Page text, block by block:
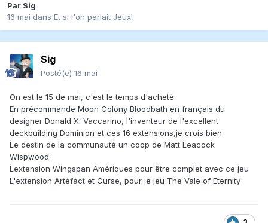
Par Sig
16 mai dans Et si l'on parlait Jeux!
Sig
Posté(e) 16 mai
On est le 15 de mai, c'est le temps d'acheté.
En précommande Moon Colony Bloodbath en français du
designer Donald X. Vaccarino, l'inventeur de l'excellent
deckbuilding Dominion et ces 16 extensions,je crois bien.
Le destin de la communauté un coop de Matt Leacock
Wispwood
Lextension Wingspan Amériques pour être complet avec ce jeu
L'extension Artéfact et Curse, pour le jeu The Vale of Eternity